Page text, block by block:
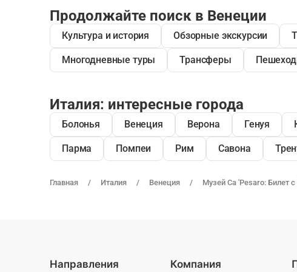
Главная Италия Венеция Музей Ca 'Pesaro: Билет
Продолжайте поиск в Венеции
Культура и история Обзорные экскурсии
Многодневные туры Трансферы
Италия: интересные города
Болонья Венеция Верона Генуя
Парма Помпеи Рим Савона
Направления Компания